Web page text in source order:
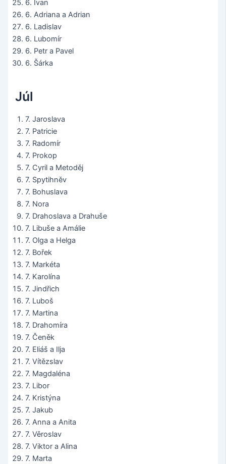
6. Ivan
6. Adriana a Adrian
6. Ladislav
6. Lubomír
6. Petr a Pavel
6. Šárka
Júl
7. Jaroslava
7. Patricie
7. Radomír
7. Prokop
7. Cyril a Metoděj
7. Spytihněv
7. Bohuslava
7. Nora
7. Drahoslava a Drahuše
7. Libuše a Amálie
7. Olga a Helga
7. Bořek
7. Markéta
7. Karolína
7. Jindřich
7. Luboš
7. Martina
7. Drahomíra
7. Čeněk
7. Eliáš a Ilja
7. Vítězslav
7. Magdaléna
7. Libor
7. Kristýna
7. Jakub
7. Anna a Anita
7. Věroslav
7. Viktor a Alina
7. Marta